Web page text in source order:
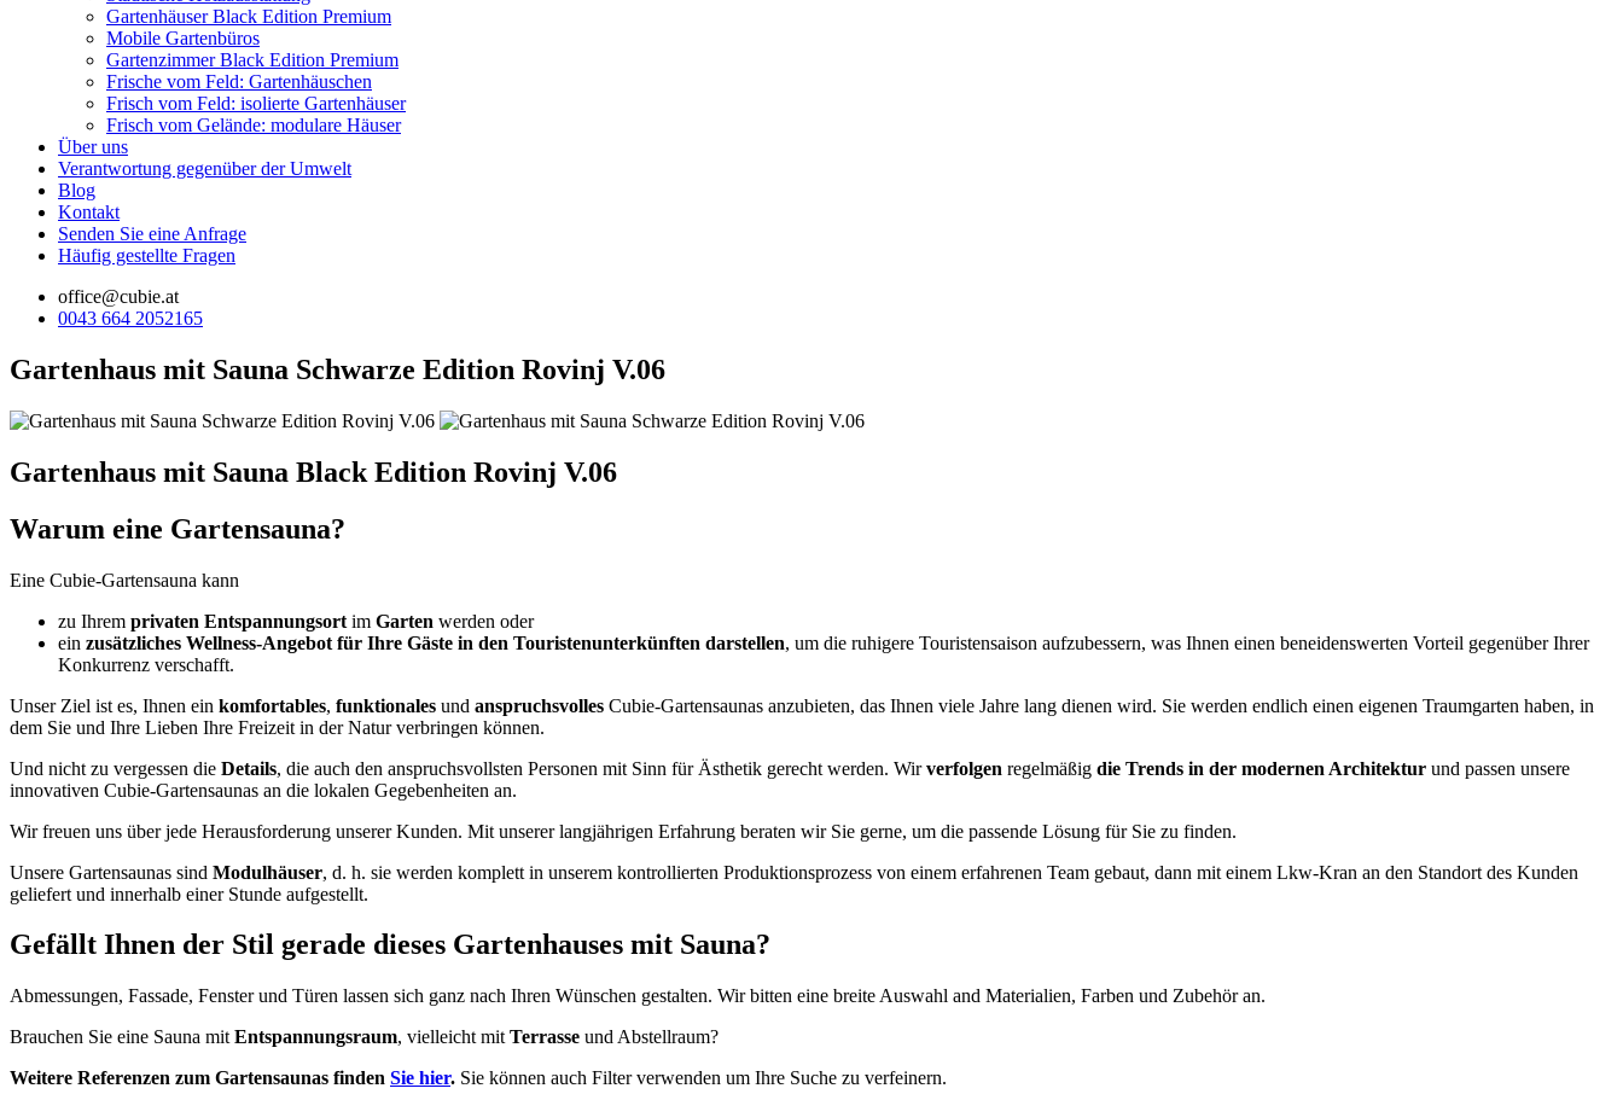
Gartenhäuser Black Edition Premium
Mobile Gartenbüros
Gartenzimmer Black Edition Premium
Frische vom Feld: Gartenhäuschen
Frisch vom Feld: isolierte Gartenhäuser
Frisch vom Gelände: modulare Häuser
Über uns
Verantwortung gegenüber der Umwelt
Blog
Kontakt
Senden Sie eine Anfrage
Häufig gestellte Fragen
office@cubie.at
0043 664 2052165
Gartenhaus mit Sauna Schwarze Edition Rovinj V.06
Gartenhaus mit Sauna Black Edition Rovinj V.06
Warum eine Gartensauna?
Eine Cubie-Gartensauna kann
zu Ihrem privaten Entspannungsort im Garten werden oder
ein zusätzliches Wellness-Angebot für Ihre Gäste in den Touristenunterkünften darstellen, um die ruhigere Touristensaison aufzubessern, was Ihnen einen beneidenswerten Vorteil gegenüber Ihrer
Konkurrenz verschafft.
Unser Ziel ist es, Ihnen ein komfortables, funktionales und anspruchsvolles Cubie-Gartensaunas anzubieten, das Ihnen viele Jahre lang dienen wird. Sie werden endlich einen eigenen Traumgarten haben, in
dem Sie und Ihre Lieben Ihre Freizeit in der Natur verbringen können.
Und nicht zu vergessen die Details, die auch den anspruchsvollsten Personen mit Sinn für Ästhetik gerecht werden. Wirverfolgen regelmäßig die Trends in der modernen Architektur und passen unsere
innovativen Cubie-Gartensaunas an die lokalen Gegebenheiten an.
Wir freuen uns über jede Herausforderung unserer Kunden. Mit unserer langjährigen Erfahrung beraten wir Sie gerne, um die passende Lösung für Sie zu finden.
Unsere Gartensaunas sind Modulhäuser, d. h. sie werden komplett in unserem kontrollierten Produktionsprozess von einem erfahrenen Team gebaut, dann mit einem Lkw-Kran an den Standort des Kunden
geliefert und innerhalb einer Stunde aufgestellt.
Gefällt Ihnen der Stil gerade dieses Gartenhauses mit Sauna?
Abmessungen, Fassade, Fenster und Türen lassen sich ganz nach Ihren Wünschen gestalten. Wir bitten eine breite Auswahl and Materialien, Farben und Zubehör an.
Brauchen Sie eine Sauna mit Entspannungsraum, vielleicht mit Terrasse und Abstellraum?
Weitere Referenzen zum Gartensaunas finden Sie hier. Sie können auch Filter verwenden um Ihre Suche zu verfeinern.